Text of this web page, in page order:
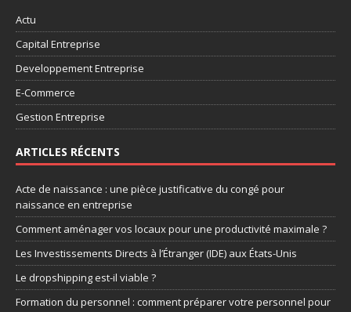
Actu
Capital Entreprise
Developpement Entreprise
E-Commerce
Gestion Entreprise
ARTICLES RÉCENTS
Acte de naissance : une pièce justificative du congé pour
naissance en entreprise
Comment aménager vos locaux pour une productivité maximale ?
Les Investissements Directs à l’Étranger (IDE) aux États-Unis
Le dropshipping est-il viable ?
Formation du personnel : comment préparer votre personnel pour